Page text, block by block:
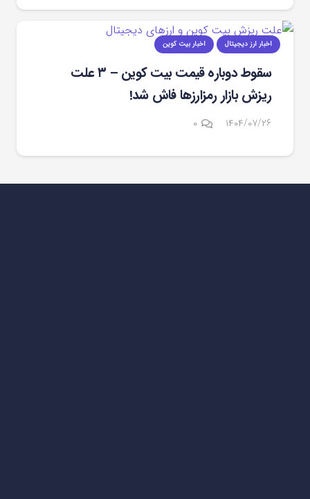
اخبار ارز دیجیتال اخبار بیت کوین
سقوط دوباره قیمت بیت کوین – ۳ علت
ریزش بازار رمزارزها فاش شد!
۱۴۰۴/۰۷/۲۶ ۰